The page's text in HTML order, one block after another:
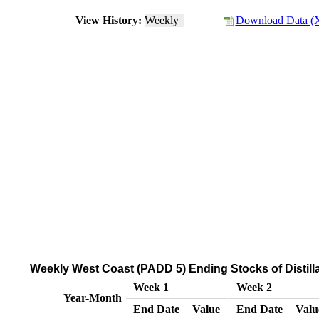
View History: Weekly Download Data
Weekly West Coast (PADD 5) Ending Stocks of
Year-Month
Week 1
Week 2
End Date
Value End Date